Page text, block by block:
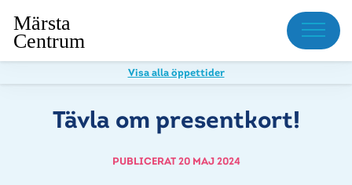
Meny
Visa alla öppettider
Tävla om presentkort!
PUBLICERAT 20 MAJ 2024